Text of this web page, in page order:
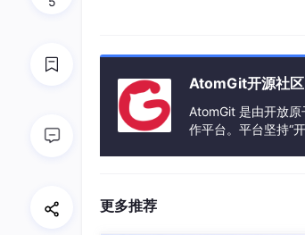
✅ 每日巡检脚本（ /usr/
✅ 日志记录（ /var/log/ssl-
✅ 提示可以迁移到 Let’s
第二句话：一键迁移到
AtomGit开源社区
AtomGit 是由开放
作平台。平台坚持“
更多推荐